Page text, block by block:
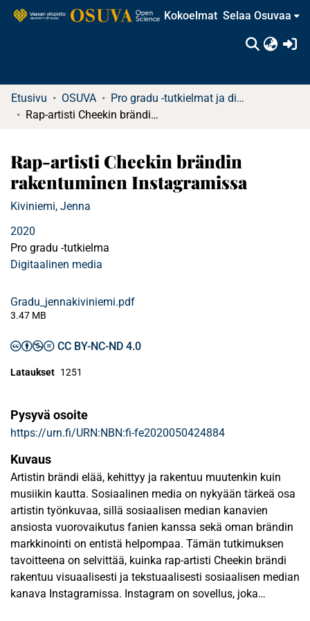
Kokoelmat Selaa Osuvaa
Etusivu OSUVA
Pro gradu -tutkielmat ja diplomityöt
Rap-artisti Cheekin brändin rakentuminen Instagramissa
Rap-artisti Cheekin brändin
rakentuminen Instagramissa
Kiviniemi, Jenna
2020
Pro gradu -tutkielma
Digitaalinen media
Gradu_jennakiviniemi.pdf
3.47 MB
CC BY-NC-ND 4.0
Lataukset 1251
Pysyvä osoite
https://urn.fi/URN:NBN:fi-fe2020050424884
Kuvaus
Artistin brändi elää, kehittyy ja rakentuu muutenkin kuin
musiikin kautta. Sosiaalinen media on nykyään tärkeä osa
artistin työnkuvaa, sillä sosiaalisen median kanavien
ansiosta vuorovaikutus fanien kanssa sekä oman brändin
markkinointi on entistä helpompaa. Tämän tutkimuksen
tavoitteena on selvittää, kuinka rap-artisti Cheekin brändi
rakentuu visuaalisesti ja tekstuaalisesti sosiaalisen median
kanava Instagramissa. Instagram on sovellus, joka